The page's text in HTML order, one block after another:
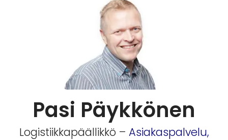
Pasi Päykkönen
Logistiikkapäällikkö – Asiakaspalvelu,